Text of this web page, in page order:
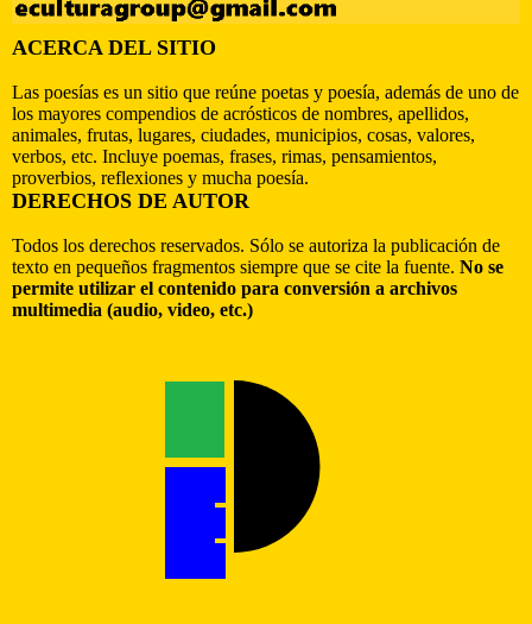
ACERCA DEL SITIO
Las poesías es un sitio que reúne poetas y poesía, además de uno de
los mayores compendios de acrósticos de nombres, apellidos,
animales, frutas, lugares, ciudades, municipios, cosas, valores,
verbos, etc. Incluye poemas, frases, rimas, pensamientos,
proverbios, reflexiones y mucha poesía.
DERECHOS DE AUTOR
Todos los derechos reservados. Sólo se autoriza la publicación de
texto en pequeños fragmentos siempre que se cite la fuente. No se
permite utilizar el contenido para conversión a archivos
multimedia (audio, video, etc.)